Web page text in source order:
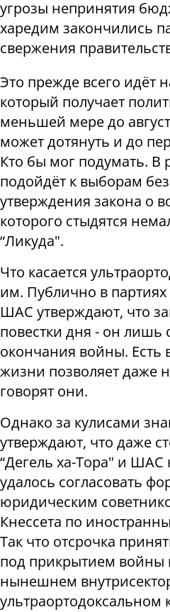
угрозы непринятия
харедим закончились
свержения
Это прежде всего идёт
который получает
меньшей мере до
может дотянуть и до
Кто бы мог подумать. В
подойдёт к выборам
утверждения закона о
которого стыдятся
“Ликуда".
Что касается
им. Публично в партиях
ШАС утверждают, что
повестки дня - он лишь
окончания войны. Есть
жизни позволяет даже
говорят они.
Однако за кулисами
утверждают, что даже
“Дегель ха-Тора" и
удалось согласовать
юридическим
Кнессета по
Так что отсрочка
под прикрытием войны
нынешнем
ультраортодоксальном